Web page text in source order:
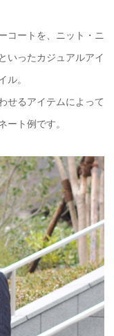
コートを、ニット・ニ
いったカジュアルアイ
ル。
せるアイテムによって
ート例です。